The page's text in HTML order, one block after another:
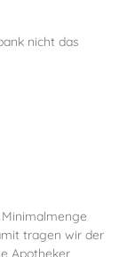
nicht das
tragen wir der
Apotheker,